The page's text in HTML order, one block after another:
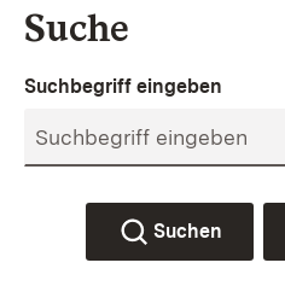
Suche
Suchbegriff eingeben
Suchen